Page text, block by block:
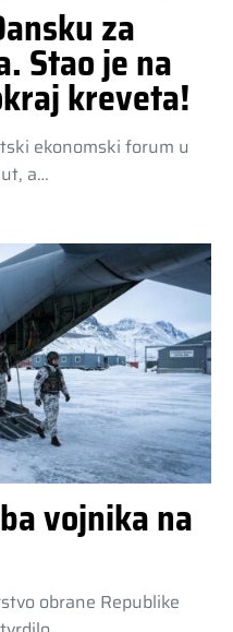
za
Stao je na
kreveta!
ekonomski forum u
a…
vojnika na
obrane Republike